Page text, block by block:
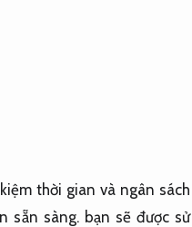
thời gian và ngân sách
sẵn sàng. bạn sẽ được sử